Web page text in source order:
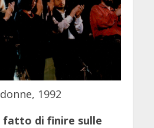
1992
fatto di finire sulle